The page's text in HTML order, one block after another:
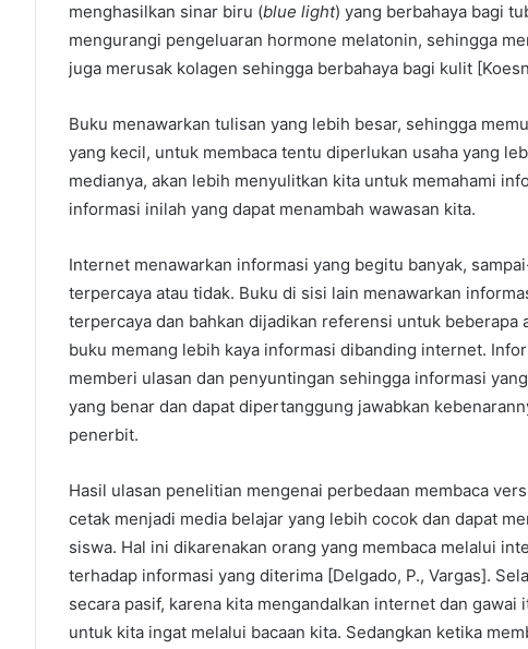
menghasilkan sinar biru (blue light) yang berbahaya bagi
mengurangi pengeluaran hormone melatonin, sehingga
juga merusak kolagen sehingga berbahaya bagi kulit
Buku menawarkan tulisan yang lebih besar, sehingga
yang kecil, untuk membaca tentu diperlukan usaha yang
medianya, akan lebih menyulitkan kita untuk memahami
informasi inilah yang dapat menambah wawasan kita.
Internet menawarkan informasi yang begitu banyak,
terpercaya atau tidak. Buku di sisi lain menawarkan
terpercaya dan bahkan dijadikan referensi untuk
buku memang lebih kaya informasi dibanding internet.
memberi ulasan dan penyuntingan sehingga informasi
yang benar dan dapat dipertanggung jawabkan
penerbit.
Hasil ulasan penelitian mengenai perbedaan membaca
cetak menjadi media belajar yang lebih cocok dan dapat
siswa. Hal ini dikarenakan orang yang membaca melalui
terhadap informasi yang diterima [Delgado, P., Vargas].
secara pasif, karena kita mengandalkan internet dan
untuk kita ingat melalui bacaan kita. Sedangkan ketika